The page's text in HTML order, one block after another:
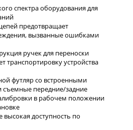
спектра оборудования для
предотвращает
вызванные ошибками
ручек для переноски
транспортировку устройства
футляр со встроенными
съемные передние/задние
в рабочем положении
высокая доступность по